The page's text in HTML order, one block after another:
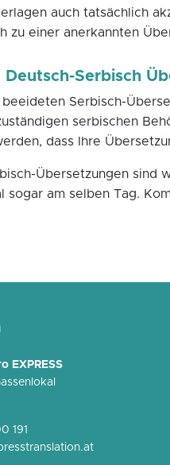
auch tatsächlich
zu einer anerkannten
Deutsch-Serbisch
beeideten Serbisch-
serbischen
dass Ihre
Übersetzungen sind
sogar am selben Tag.
EXPRESS
191